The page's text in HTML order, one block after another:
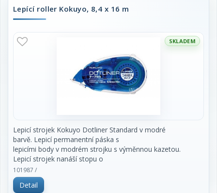
Lepící roller Kokuyo, 8,4 x 16 m
SKLADEM
Lepicí strojek Kokuyo Dotliner Standard v modré
barvě. Lepicí permanentní páska s
lepicími body v modrém strojku s výměnnou kazetou.
Lepicí strojek nanáší stopu o
šířce 8,4 mm v lepicích bodech světle modré barvy
připomínající plástve, které jsou
vhodné i pro použítí v obloučcích. Barevná světle
101987 /
Detail